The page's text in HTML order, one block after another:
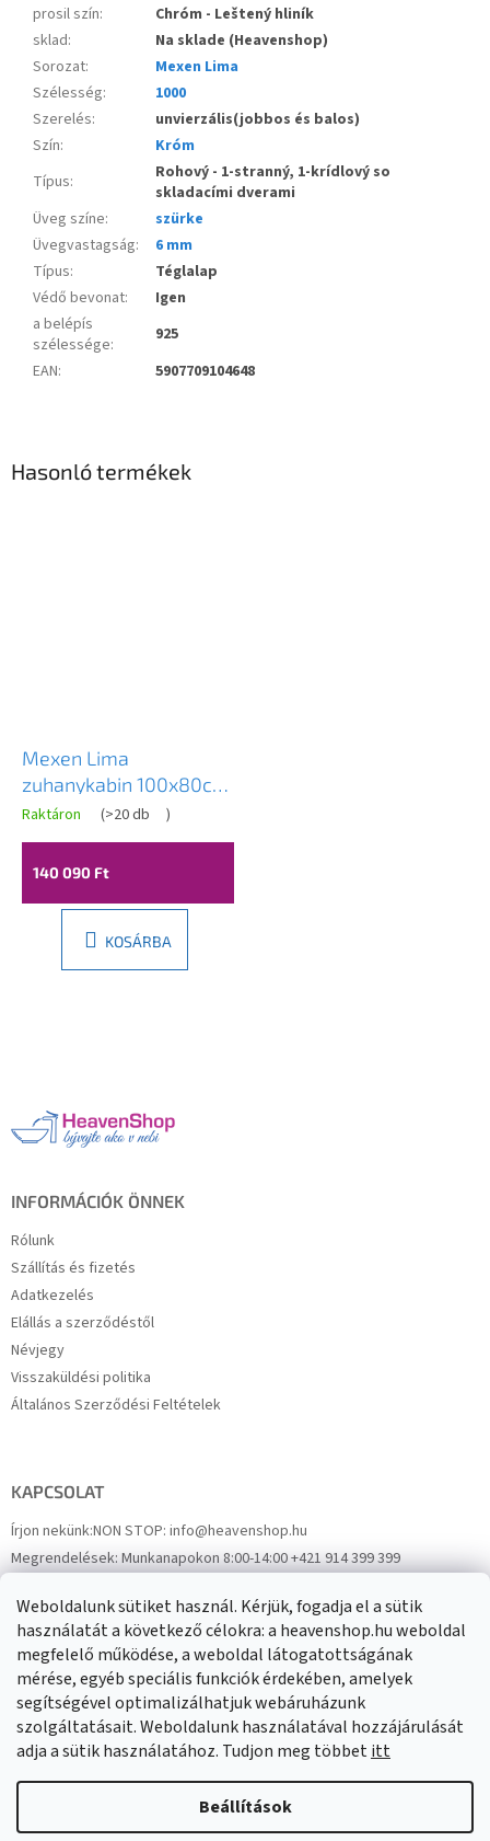
Weboldalunk sütiket használ. Kérjük, fogadja el a sütik
használatát a következő célokra: a heavenshop.hu weboldal
megfelelő működése, a weboldal látogatottságának
mérése, egyéb speciális funkciók érdekében, amelyek
segítségével optimalizálhatjuk webáruházunk
szolgáltatásait. Weboldalunk használatával hozzájárulását
adja a sütik használatához. Tudjon meg többetitt
Beállítások
prosil szín:
Chróm - Leštený hliník
sklad:
Na sklade (Heavenshop)
Sorozat:
Mexen Lima
Szélesség:
1000
Szerelés:
unvierzális(jobbos és balos)
Szín:
Króm
Típus:
Rohový - 1-stranný, 1-krídlový so
skladacími dverami
Üveg színe:
szürke
Üvegvastagság:
6 mm
Típus:
Téglalap
Védő bevonat:
Igen
a belépís
szélessége:
925
EAN: 5907709104648
Hasonló termékek
Mexen Lima
zuhanykabin 100x80cm,
6mm üveg, króm profil-
átlátszó üveg, 856-100-
080-01-00
Raktáron (>20 db )
140 090 Ft
KOSÁRBA
INFORMÁCIÓK ÖNNEK
Rólunk
Szállítás és fizetés
Adatkezelés
Elállás a szerződéstől
Névjegy
Visszaküldési politika
Általános Szerződési Feltételek
KAPCSOLAT
Írjon nekünk:NON STOP: info@heavenshop.hu
Megrendelések:Munkanapokon 8:00-14:00 +421 914 399 399
FacebookHeavenShop.sk
Eredményeink